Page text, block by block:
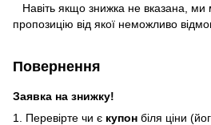
Навіть якщо знижка не вказана,
пропозицію від якої неможливо
Повернення
Заявка на знижку!
1. Перевірте чи є купон біля ціни